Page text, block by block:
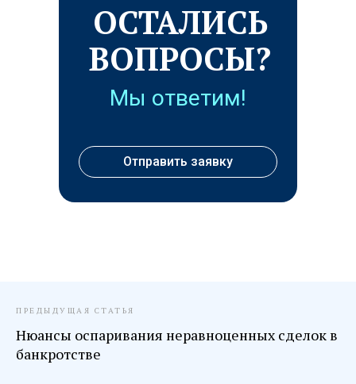
ОСТАЛИСЬ
ВОПРОСЫ?
Мы ответим!
Отправить заявку
ПРЕДЫДУЩАЯ СТАТЬЯ
Нюансы оспаривания неравноценных сделок в
банкротстве